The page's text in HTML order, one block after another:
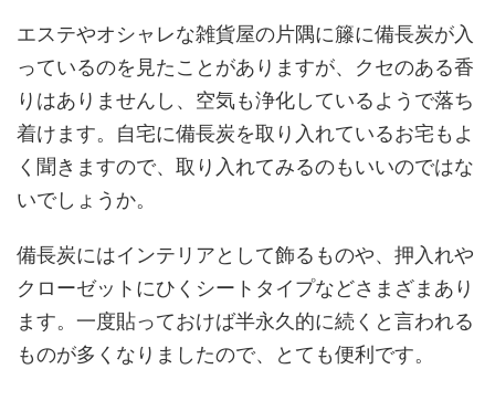
エステやオシャレな雑貨屋の片隅に籐に備長炭が入
っているのを見たことがありますが、クセのある香
りはありませんし、空気も浄化しているようで落ち
着けます。自宅に備長炭を取り入れているお宅もよ
く聞きますので、取り入れてみるのもいいのではな
いでしょうか。
備長炭にはインテリアとして飾るものや、押入れや
クローゼットにひくシートタイプなどさまざまあり
ます。一度貼っておけば半永久的に続くと言われる
ものが多くなりましたので、とても便利です。